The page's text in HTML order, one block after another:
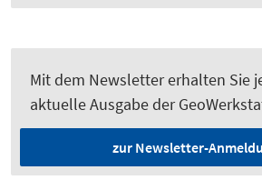
Mit dem Newsletter erhalten Sie
aktuelle Ausgabe der
zur Newsletter-